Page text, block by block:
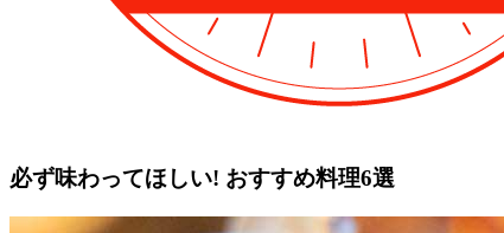
必ず味わってほしい! おすすめ料理6選